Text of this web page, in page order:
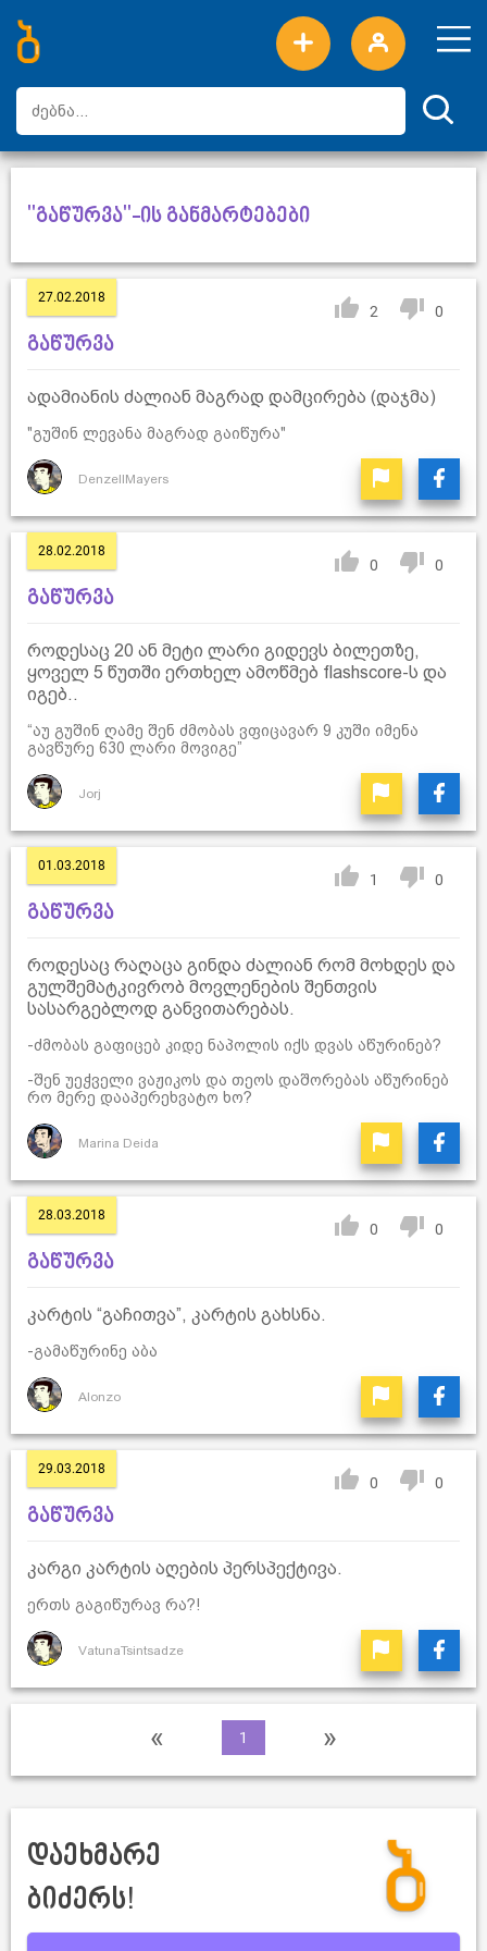
ახალი სიტყვები
ტოპ სიტყვები
დღის ტოპ სიტყვები
ტოპ მომხმარებლები
"გაწურვა"-ის განმარტებები
27.02.2018
2 0
გაწურვა
ადამიანის ძალიან მაგრად დამცირება (დაჯმა)
"გუშინ ლევანა მაგრად გაიწურა"
DenzellMayers
28.02.2018
0 0
გაწურვა
როდესაც 20 ან მეტი ლარი გიდევს ბილეთზე,
ყოველ 5 წუთში ერთხელ ამოწმებ flashscore-ს და
იგებ..
“აუ გუშინ ღამე შენ ძმობას ვფიცავარ 9 კუში იმენა
გავწურე 630 ლარი მოვიგე”
Jorj
01.03.2018
1 0
გაწურვა
როდესაც რაღაცა გინდა ძალიან რომ მოხდეს და
გულშემატკივრობ მოვლენების შენთვის
სასარგებლოდ განვითარებას.
-ძმობას გაფიცებ კიდე ნაპოლის იქს დვას აწურინებ?
-შენ უეჭველი ვაჟიკოს და თეოს დაშორებას აწურინებ
რო მერე დააპერეხვატო ხო?
Marina Deida
28.03.2018
0 0
გაწურვა
კარტის “გაჩითვა”, კარტის გახსნა.
-გამაწურინე აბა
Alonzo
29.03.2018
0 0
გაწურვა
კარგი კარტის აღების პერსპექტივა.
ერთს გაგიწურავ რა?!
VatunaTsintsadze
« 1 »
დაეხმარე
ბიძერს!